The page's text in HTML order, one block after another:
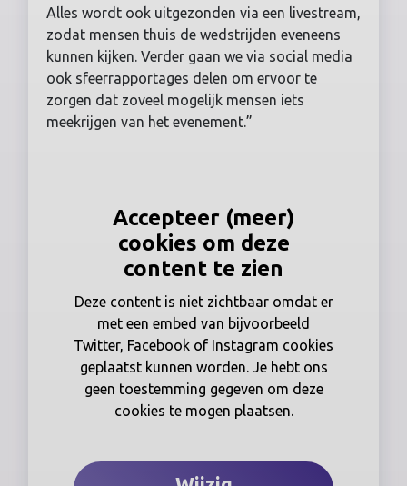
Alles wordt ook uitgezonden via een livestream,
zodat mensen thuis de wedstrijden eveneens
kunnen kijken. Verder gaan we via social media
ook sfeerrapportages delen om ervoor te
zorgen dat zoveel mogelijk mensen iets
meekrijgen van het evenement.”
Accepteer (meer)
cookies om deze
content te zien
Deze content is niet zichtbaar omdat er
met een embed van bijvoorbeeld
Twitter, Facebook of Instagram cookies
geplaatst kunnen worden. Je hebt ons
geen toestemming gegeven om deze
cookies te mogen plaatsen.